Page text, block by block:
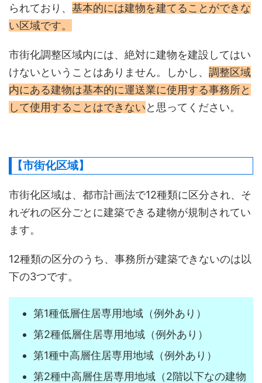
られており、 基本的には建物を建てることができな
い区域です。
市街化調整区域内には、絶対に建物を建設してはい
けないということはありません。しかし、 調整区域
内にある建物は基本的に運送業に使用する事務所と
して使用することはできないと思ってください。
【市街化区域】
市街化区域は、都市計画法で12種類に区分され、そ
れぞれの区分ごとに建築できる建物が規制されてい
ます。
12種類の区分のうち、事務所が建築できないのは以
下の3つです。
第1種低層住居専用地域（例外あり）
第2種低層住居専用地域（例外あり）
第1種中高層住居専用地域（例外あり）
第2種中高層住居専用地域（2階以下なの建物